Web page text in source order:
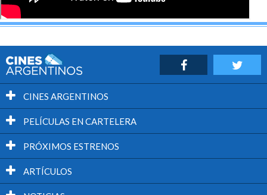
CINES ARGENTINOS
PELÍCULAS EN CARTELERA
PRÓXIMOS ESTRENOS
ARTÍCULOS